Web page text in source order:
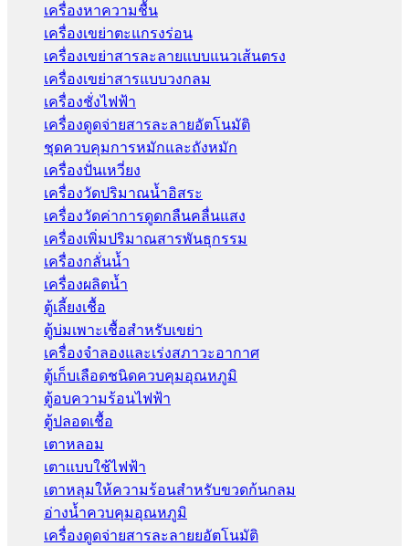
เครื่องหาความชื้น
เครื่องเขย่าตะแกรงร่อน
เครื่องเขย่าสารละลายแบบแนวเส้นตรง
เครื่องเขย่าสารแบบวงกลม
เครื่องชั่งไฟฟ้า
เครื่องดูดจ่ายสารละลายอัตโนมัติ
ชุดควบคุมการหมักและถังหมัก
เครื่องปั่นเหวี่ยง
เครื่องวัดปริมาณน้ำอิสระ
เครื่องวัดค่าการดูดกลืนคลื่นแสง
เครื่องเพิ่มปริมาณสารพันธุกรรม
เครื่องกลั่นน้ำ
เครื่องผลิตน้ำ
ตู้เลี้ยงเชื้อ
ตู้บ่มเพาะเชื้อสำหรับเขย่า
เครื่องจำลองและเร่งสภาวะอากาศ
ตู้เก็บเลือดชนิดควบคุมอุณหภูมิ
ตู้อบความร้อนไฟฟ้า
ตู้ปลอดเชื้อ
เตาหลอม
เตาแบบใช้ไฟฟ้า
เตาหลุมให้ความร้อนสำหรับขวดก้นกลม
อ่างน้ำควบคุมอุณหภูมิ
เครื่องดูดจ่ายสารละลายยอัตโนมัติ